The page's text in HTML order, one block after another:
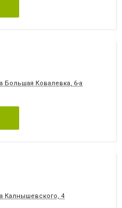
Большая Ковалевка, 6-а
Калнышевского, 4